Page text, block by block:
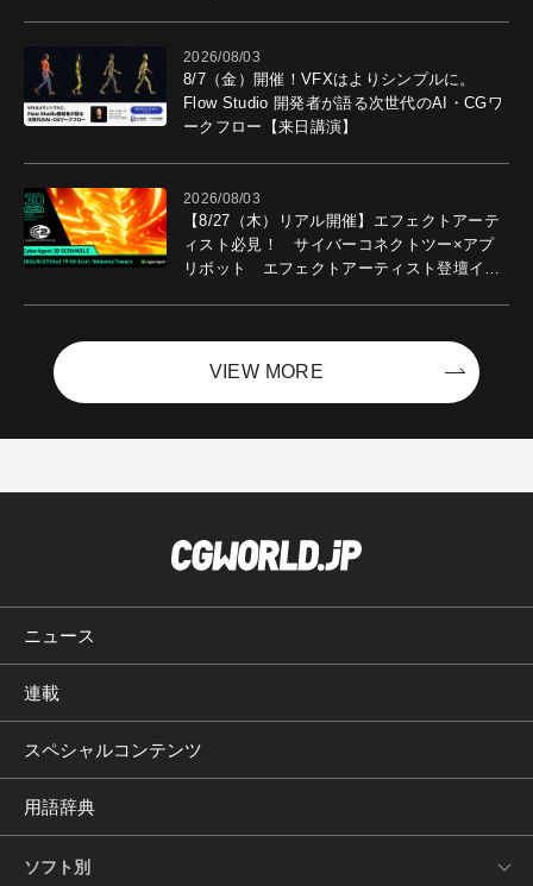
2026/08/03
8/7（金）開催！VFXはよりシンプルに。
Flow Studio 開発者が語る次世代のAI・CGワ
ークフロー【来日講演】
2026/08/03
【8/27（木）リアル開催】エフェクトアーテ
ィスト必見！ サイバーコネクトツー×アプ
リボット エフェクトアーティスト登壇イベ
VIEW MORE
ニュース
連載
スペシャルコンテンツ
用語辞典
ソフト別